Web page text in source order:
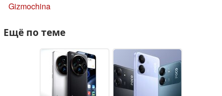
Gizmochina
Ещё по теме